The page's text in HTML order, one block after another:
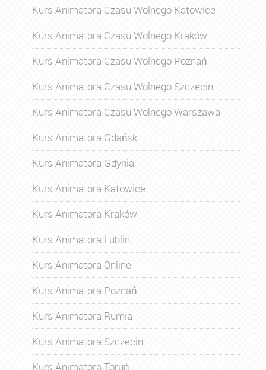
Kurs Animatora Czasu Wolnego Katowice
Kurs Animatora Czasu Wolnego Kraków
Kurs Animatora Czasu Wolnego Poznań
Kurs Animatora Czasu Wolnego Szczecin
Kurs Animatora Czasu Wolnego Warszawa
Kurs Animatora Gdańsk
Kurs Animatora Gdynia
Kurs Animatora Katowice
Kurs Animatora Kraków
Kurs Animatora Lublin
Kurs Animatora Online
Kurs Animatora Poznań
Kurs Animatora Rumia
Kurs Animatora Szczecin
Kurs Animatora Toruń